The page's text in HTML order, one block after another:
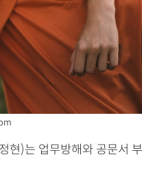
현)는 업무방해와 공문서